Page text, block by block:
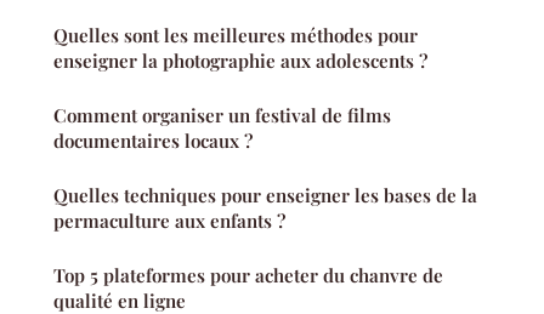
Quelles sont les meilleures méthodes pour
enseigner la photographie aux adolescents ?
Comment organiser un festival de films
documentaires locaux ?
Quelles techniques pour enseigner les bases de la
permaculture aux enfants ?
Top 5 plateformes pour acheter du chanvre de
qualité en ligne